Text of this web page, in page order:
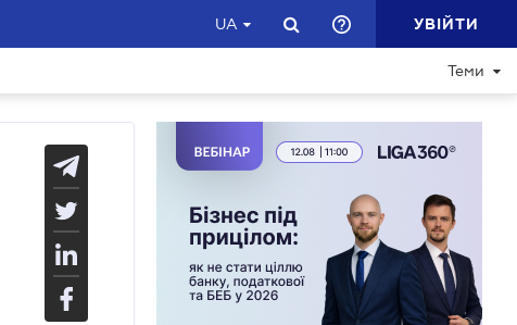
UA УВІЙТИ
Теми